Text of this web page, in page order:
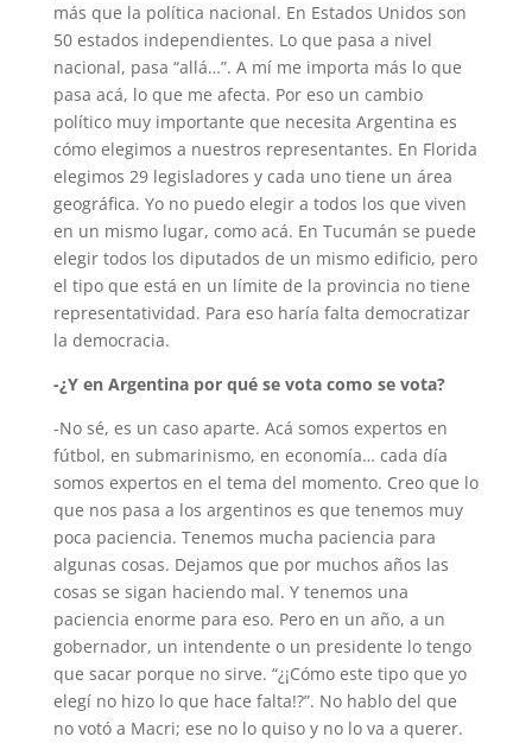
más que la política nacional. En Estados Unidos son
50 estados independientes. Lo que pasa a nivel
nacional, pasa “allá…”. A mí me importa más lo que
pasa acá, lo que me afecta. Por eso un cambio
político muy importante que necesita Argentina es
cómo elegimos a nuestros representantes. En Florida
elegimos 29 legisladores y cada uno tiene un área
geográfica. Yo no puedo elegir a todos los que viven
en un mismo lugar, como acá. En Tucumán se puede
elegir todos los diputados de un mismo edificio, pero
el tipo que está en un límite de la provincia no tiene
representatividad. Para eso haría falta democratizar
la democracia.
-¿Y en Argentina por qué se vota como se vota?
-No sé, es un caso aparte. Acá somos expertos en
fútbol, en submarinismo, en economía… cada día
somos expertos en el tema del momento. Creo que lo
que nos pasa a los argentinos es que tenemos muy
poca paciencia. Tenemos mucha paciencia para
algunas cosas. Dejamos que por muchos años las
cosas se sigan haciendo mal. Y tenemos una
paciencia enorme para eso. Pero en un año, a un
gobernador, un intendente o un presidente lo tengo
que sacar porque no sirve. “¿¡Cómo este tipo que yo
elegí no hizo lo que hace falta!?”. No hablo del que
no votó a Macri; ese no lo quiso y no lo va a querer.